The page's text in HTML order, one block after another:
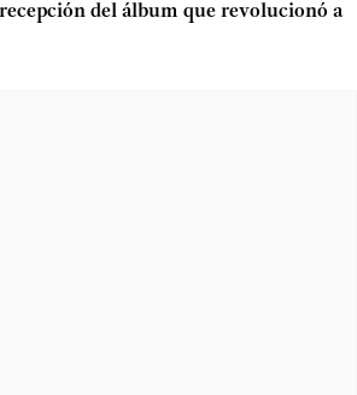
del álbum que revolucionó a